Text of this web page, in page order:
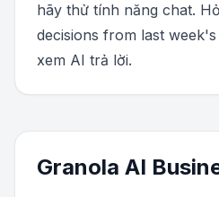
hãy thử tính năng chat.
decisions from last
xem AI trả lời.
Granola AI